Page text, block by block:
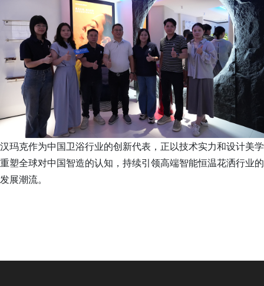
汉玛克作为中国卫浴行业的创新代表，正以技术实力和设计美学
重塑全球对中国智造的认知，持续引领高端智能恒温花洒行业的
发展潮流。